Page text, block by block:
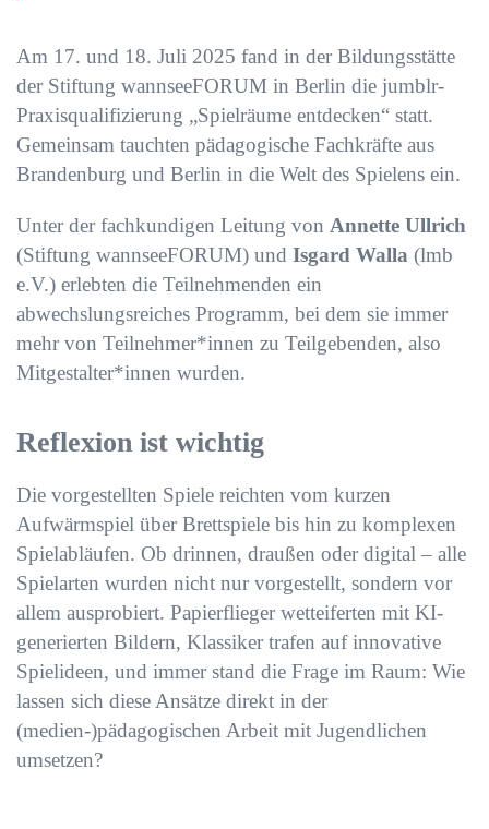
Am 17. und 18. Juli 2025 fand in der Bildungsstätte
der Stiftung wannseeFORUM in Berlin die jumblr-
Praxisqualifizierung „Spielräume entdecken“ statt.
Gemeinsam tauchten pädagogische Fachkräfte aus
Brandenburg und Berlin in die Welt des Spielens ein.
Unter der fachkundigen Leitung von Annette Ullrich
(Stiftung wannseeFORUM) und Isgard Walla (lmb
e.V.) erlebten die Teilnehmenden ein
abwechslungsreiches Programm, bei dem sie immer
mehr von Teilnehmer*innen zu Teilgebenden, also
Mitgestalter*innen wurden.
Reflexion ist wichtig
Die vorgestellten Spiele reichten vom kurzen
Aufwärmspiel über Brettspiele bis hin zu komplexen
Spielabläufen. Ob drinnen, draußen oder digital – alle
Spielarten wurden nicht nur vorgestellt, sondern vor
allem ausprobiert. Papierflieger wetteiferten mit KI-
generierten Bildern, Klassiker trafen auf innovative
Spielideen, und immer stand die Frage im Raum: Wie
lassen sich diese Ansätze direkt in der
(medien-)pädagogischen Arbeit mit Jugendlichen
umsetzen?